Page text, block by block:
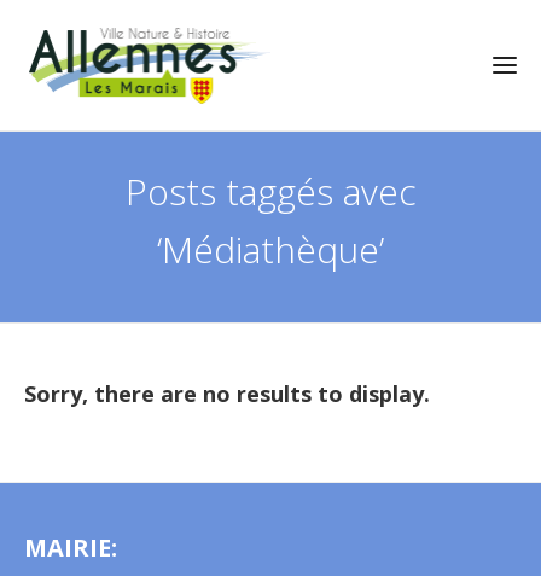
Posts taggés avec
‘Médiathèque’
Sorry, there are no results to display.
MAIRIE: